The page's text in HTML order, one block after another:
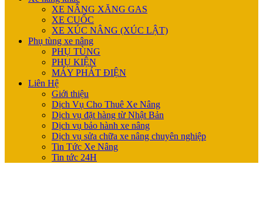
XE NÂNG XĂNG GAS
XE CUỐC
XE XÚC NÂNG (XÚC LẬT)
Phụ tùng xe nâng
PHỤ TÙNG
PHỤ KIỆN
MÁY PHÁT ĐIỆN
Liên Hệ
Giới thiệu
Dịch Vụ Cho Thuê Xe Nâng
Dịch vụ đặt hàng từ Nhật Bản
Dịch vụ bảo hành xe nâng
Dịch vụ sửa chữa xe nâng chuyên nghiệp
Tin Tức Xe Nâng
Tin tức 24H